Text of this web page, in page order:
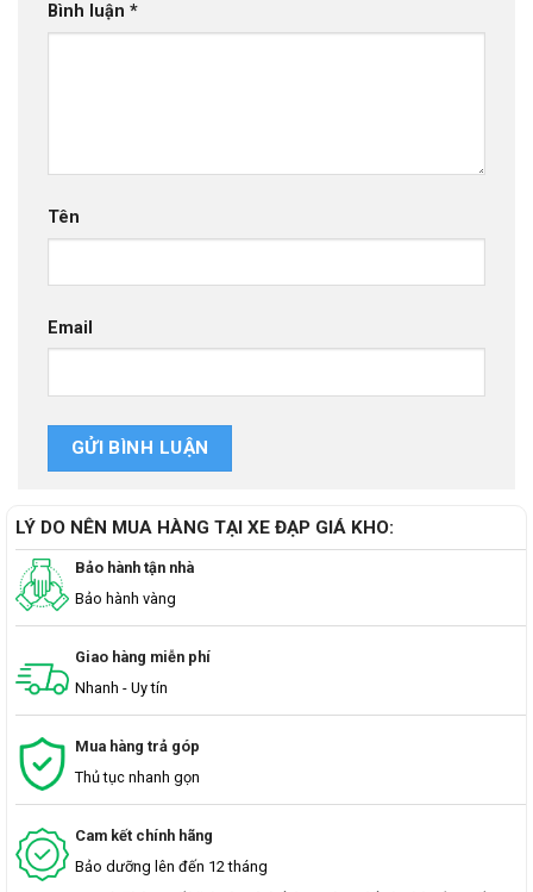
Bình luận *
Tên
Email
LÝ DO NÊN MUA HÀNG TẠI XE ĐẠP GIÁ KHO:
Bảo hành tận nhà
Bảo hành vàng
Giao hàng miễn phí
Nhanh - Uy tín
Mua hàng trả góp
Thủ tục nhanh gọn
Cam kết chính hãng
Bảo dưỡng lên đến 12 tháng